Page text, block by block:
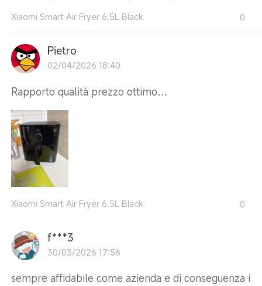
Xiaomi Smart Air Fryer 6.5L Black 0
Pietro
02/04/2026 18:40
Rapporto qualità prezzo ottimo…
Xiaomi Smart Air Fryer 6.5L Black 0
f***3
30/03/2026 17:56
sempre affidabile come azienda e di conseguenza i